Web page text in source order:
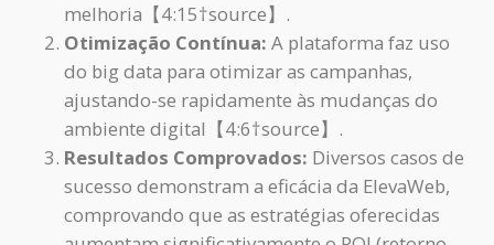
melhoria【4:15†source】.
Otimização Contínua: A plataforma faz uso
do big data para otimizar as campanhas,
ajustando-se rapidamente às mudanças do
ambiente digital【4:6†source】.
Resultados Comprovados: Diversos casos de
sucesso demonstram a eficácia da ElevaWeb,
comprovando que as estratégias oferecidas